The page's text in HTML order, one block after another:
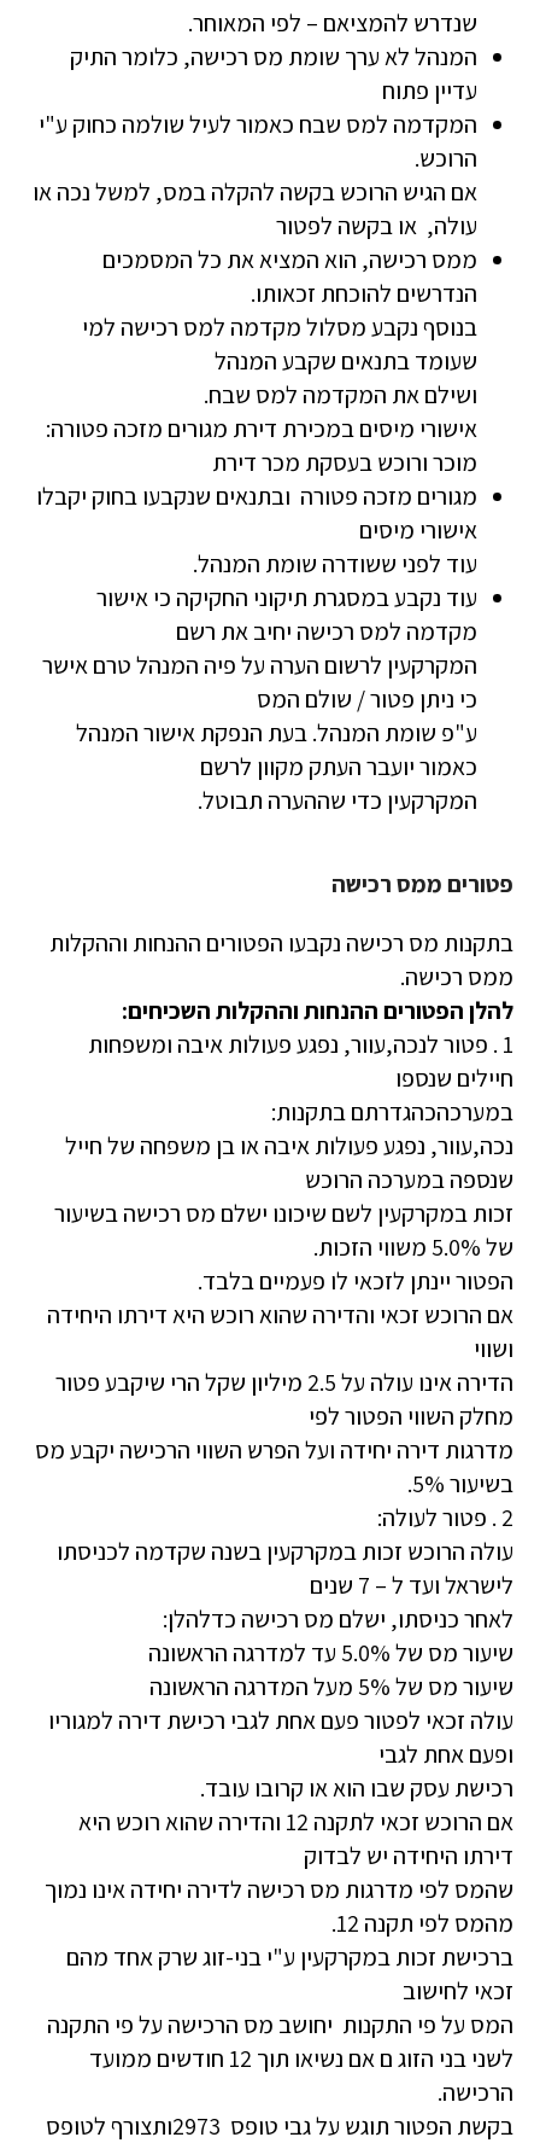
שנדרש להמציאם – לפי המאוחר.
המנהל לא ערך שומת מס רכישה, כלומר התיק
עדיין פתוח
המקדמה למס שבח כאמור לעיל שולמה כחוק ע"י
הרוכש.
אם הגיש הרוכש בקשה להקלה במס, למשל נכה או
עולה, או בקשה לפטור
ממס רכישה, הוא המציא את כל המסמכים
הנדרשים להוכחת זכאותו.
בנוסף נקבע מסלול מקדמה למס רכישה למי
שעומד בתנאים שקבע המנהל
ושילם את המקדמה למס שבח.
אישורי מיסים במכירת דירת מגורים מזכה פטורה:
מוכר ורוכש בעסקת מכר דירת
מגורים מזכה פטורה ובתנאים שנקבעו בחוק יקבלו
אישורי מיסים
עוד לפני ששודרה שומת המנהל.
עוד נקבע במסגרת תיקוני החקיקה כי אישור
מקדמה למס רכישה יחיב את רשם
המקרקעין לרשום הערה על פיה המנהל טרם אישר
כי ניתן פטור / שולם המס
ע"פ שומת המנהל. בעת הנפקת אישור המנהל
כאמור יועבר העתק מקוון לרשם
המקרקעין כדי שההערה תבוטל.
פטורים ממס רכישה
בתקנות מס רכישה נקבעו הפטורים ההנחות וההקלות
ממס רכישה.
להלן הפטורים ההנחות וההקלות השכיחים:
1 . פטור לנכה,עוור, נפגע פעולות איבה ומשפחות
חיילים שנספו
במערכהכהגדרתם בתקנות:
נכה,עוור, נפגע פעולות איבה או בן משפחה של חייל
שנספה במערכה הרוכש
זכות במקרקעין לשם שיכונו ישלם מס רכישה בשיעור
של 5.0% משווי הזכות.
הפטור יינתן לזכאי לו פעמיים בלבד.
אם הרוכש זכאי והדירה שהוא רוכש היא דירתו היחידה
ושווי
הדירה אינו עולה על 2.5 מיליון שקל הרי שיקבע פטור
מחלק השווי הפטור לפי
מדרגות דירה יחידה ועל הפרש השווי הרכישה יקבע מס
בשיעור 5%.
2 . פטור לעולה:
עולה הרוכש זכות במקרקעין בשנה שקדמה לכניסתו
לישראל ועד ל – 7 שנים
לאחר כניסתו, ישלם מס רכישה כדלהלן:
שיעור מס של 5.0% עד למדרגה הראשונה
שיעור מס של 5% מעל המדרגה הראשונה
עולה זכאי לפטור פעם אחת לגבי רכישת דירה למגוריו
ופעם אחת לגבי
רכישת עסק שבו הוא או קרובו עובד.
אם הרוכש זכאי לתקנה 12 והדירה שהוא רוכש היא
דירתו היחידה יש לבדוק
שהמס לפי מדרגות מס רכישה לדירה יחידה אינו נמוך
מהמס לפי תקנה 12.
ברכישת זכות במקרקעין ע"י בני-זוג שרק אחד מהם
זכאי לחישוב
המס על פי התקנות יחושב מס הרכישה על פי התקנה
לשני בני הזוג ם אם נשיאו תוך 12 חודשים ממועד
הרכישה.
בקשת הפטור תוגש על גבי טופס 2973ותצורף לטופס